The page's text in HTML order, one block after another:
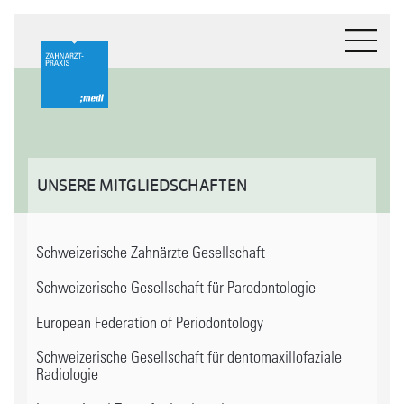
UNSERE MITGLIEDSCHAFTEN
Schweizerische Zahnärzte Gesellschaft
Schweizerische Gesellschaft für Parodontologie
European Federation of Periodontology
Schweizerische Gesellschaft für dentomaxillofaziale
Radiologie